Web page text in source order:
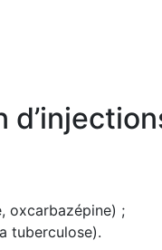
oxcarbazépine) ;
tuberculose).